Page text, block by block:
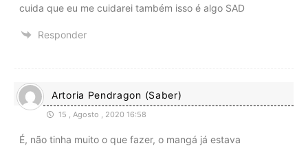
cuida que eu me cuidarei também isso é algo SAD
Responder
Artoria Pendragon (Saber)
15 , Agosto , 2020 16:58
É, não tinha muito o que fazer, o mangá já estava